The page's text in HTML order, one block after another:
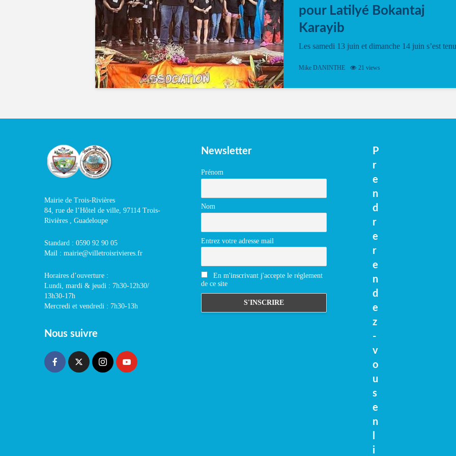
pour Latilyé Bokantaj
Karayib
Les samedi 13 juin et dimanche 14 juin s’est tenu
vibrant à Pierrot Narouman, organisé par
spectacle de fin d’année, présenté à la salle...
Mike DANINTHE 21 views
Mairie de Trois-Rivières
84, rue de l’Hôtel de ville, 97114 Trois-
Rivières , Guadeloupe
Standard : 0590 92 90 05
Mail : mairie@villetroisrivieres.fr
Horaires d’ouverture :
Lundi, mardi & jeudi : 7h30-12h30/
13h30-17h
Mercredi et vendredi : 7h30-13h
Nous suivre
Newsletter
Prénom
Nom
Entrez votre adresse mail
En m'inscrivant j'accepte le réglement
de ce site
P
r
e
n
d
r
e
r
e
n
d
e
z
-
v
o
u
s
e
n
i